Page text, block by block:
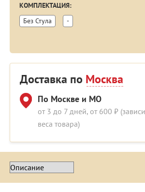
КОМПЛЕКТАЦИЯ:
Без Стула
-
Доставка по Москва
По Москве и МО
от 3 до 7 дней, от 600 ₽
веса товара)